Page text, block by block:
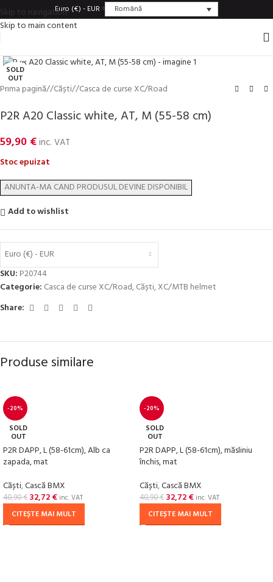
Skip to navigation
Skip to main content
Euro (€) - EUR Română
SOLD
OUT
Prima pagină/ Căști/ Casca de curse XC/Road
P2R A20 Classic white, AT, M (55-58 cm)
59,90 €inc. VAT
Stoc epuizat
Add to wishlist
Euro (€) - EUR
SKU: P20744
Categorie: Casca de curse XC/Road,Căști,XC/MTB helmet
Share:
Produse similare
-20%
SOLD
OUT
P2R DAPP, L (58-61cm), Alb ca
zapada, mat
Căști,Cască BMX
40,90€ 32,72€ inc. VAT
CITEȘTE MAI MULT
-20%
SOLD
OUT
P2R DAPP, L (58-61cm), măsliniu
închis, mat
Căști,Cască BMX
40,90€ 32,72€ inc. VAT
CITEȘTE MAI MULT